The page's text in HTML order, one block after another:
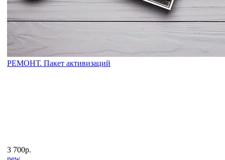
РЕМОНТ. Пакет активизаций
3 700р.